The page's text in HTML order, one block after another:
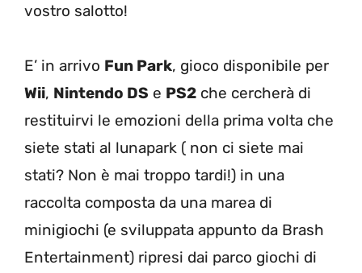
vostro salotto!
E’ in arrivo Fun Park, gioco disponibile per
Wii, Nintendo DS e PS2 che cercherà di
restituirvi le emozioni della prima volta che
siete stati al lunapark ( non ci siete mai
stati? Non è mai troppo tardi!) in una
raccolta composta da una marea di
minigiochi (e sviluppata appunto da Brash
Entertainment) ripresi dai parco giochi di